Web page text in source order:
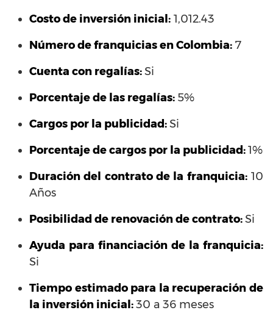
Costo de inversión inicial: 1,012.43
Número de franquicias en Colombia: 7
Cuenta con regalías:Si
Porcentaje de las regalías: 5%
Cargos por la publicidad:Si
Porcentaje de cargos por la publicidad:1%
Duración del contrato de la franquicia:10
Años
Posibilidad de renovación de contrato:Si
Ayuda para financiación de la franquicia:
Si
Tiempo estimado para la recuperación de
la inversión inicial:30 a 36 meses